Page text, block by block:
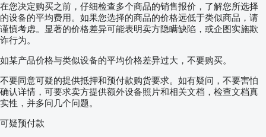
在您决定购买之前，仔细检查多个商品的销售报价，了解您所选择
的设备的平均费用。如果您选择的商品的价格远低于类似商品，请
谨慎考虑。显著的价格差异可能表明卖方隐瞒缺陷，或企图实施欺
诈行为。
如某产品价格与类似设备的平均价格差异过大，不要购买。
不要同意可疑的提供抵押和预付款购货要求。如有疑问，不要害怕
确认详情，可要求卖方提供额外设备照片和相关文档，检查文档真
实性，并多问几个问题。
可疑预付款